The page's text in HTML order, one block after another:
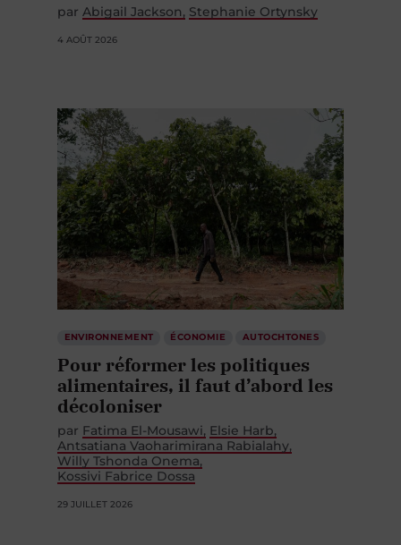
par Abigail Jackson Stephanie Ortynsky
4 AOÛT 2026
ENVIRONNEMENT ÉCONOMIE AUTOCHTONES
Pour réformer les politiques
alimentaires, il faut d’abord les
décoloniser
par Fatima El-Mousawi Elsie Harb
Antsatiana Vaoharimirana Rabialahy
Willy Tshonda Onema
Kossivi Fabrice Dossa
29 JUILLET 2026